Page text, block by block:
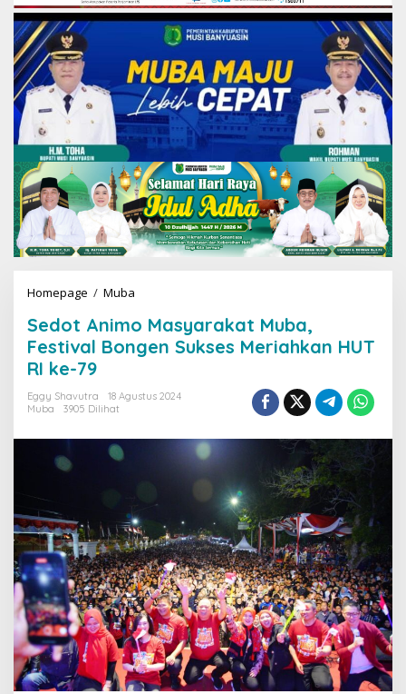
Homepage / Muba
d
o
t
o
a
r
a
k
a
t
M
u
b
a
,
Sedot Animo Masyarakat Muba,
Festival Bongen Sukses Meriahkan HUT
RI ke-79
Eggy Shavutra
18 Agustus 2024
Muba
3905 Dilihat